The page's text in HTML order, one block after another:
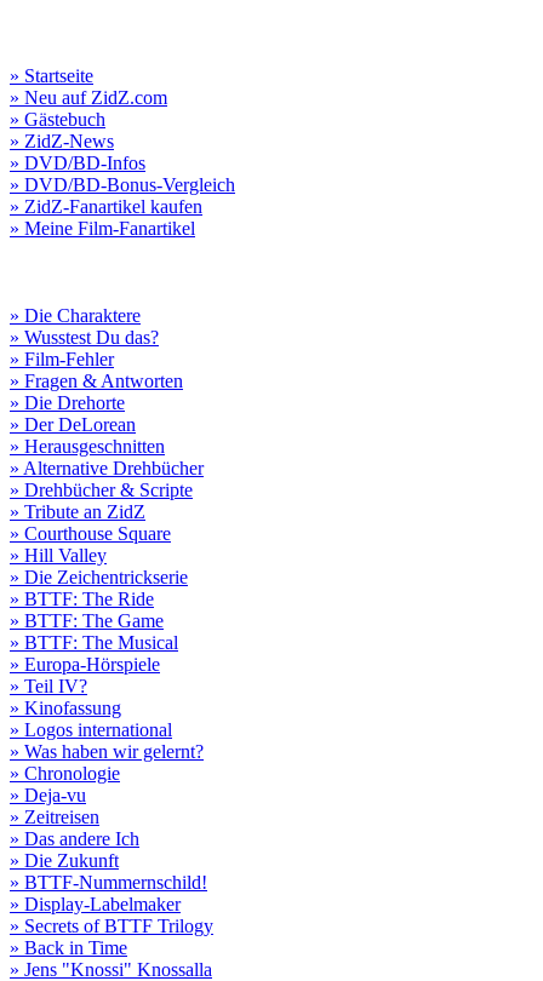
» Startseite
» Neu auf ZidZ.com
» Gästebuch
» ZidZ-News
» DVD/BD-Infos
» DVD/BD-Bonus-Vergleich
» ZidZ-Fanartikel kaufen
» Meine Film-Fanartikel
» Die Charaktere
» Wusstest Du das?
» Film-Fehler
» Fragen & Antworten
» Die Drehorte
» Der DeLorean
» Herausgeschnitten
» Alternative Drehbücher
» Drehbücher & Scripte
» Tribute an ZidZ
» Courthouse Square
» Hill Valley
» Die Zeichentrickserie
» BTTF: The Ride
» BTTF: The Game
» BTTF: The Musical
» Europa-Hörspiele
» Teil IV?
» Kinofassung
» Logos international
» Was haben wir gelernt?
» Chronologie
» Deja-vu
» Zeitreisen
» Das andere Ich
» Die Zukunft
» BTTF-Nummernschild!
» Display-Labelmaker
» Secrets of BTTF Trilogy
» Back in Time
» Jens "Knossi" Knossalla